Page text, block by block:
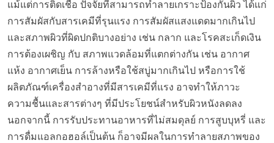
แม้แต่การติดเชื้อ ปัจจัยที่สามารถทำลายเกราะป้องกันผิว ได้แก่
การสัมผัสกับสารเคมีที่รุนแรง การสัมผัสแสงแดดมากเกินไป
และสภาพผิวที่ผิดปกติบางอย่าง เช่น กลาก และโรคสะเก็ดเงิน
การต้องเผชิญ กับ สภาพแวดล้อมที่แตกต่างกัน เช่น อากาศ
แห้ง อากาศเย็น การล้างหรือใช้สบู่มากเกินไป หรือการใช้
ผลิตภัณฑ์เครื่องสำอางที่มีสารเคมีที่แรง อาจทำให้ภาวะ
ความชื้นและสารต่างๆ ที่มีประโยชน์สำหรับผิวหนังลดลง
นอกจากนี้ การรับประทานอาหารที่ไม่สมดุลย์ การสูบบุหรี่ และ
การดื่มแอลกอฮอล์เป็นต้น ก็อาจมีผลในการทำลายสภาพของ